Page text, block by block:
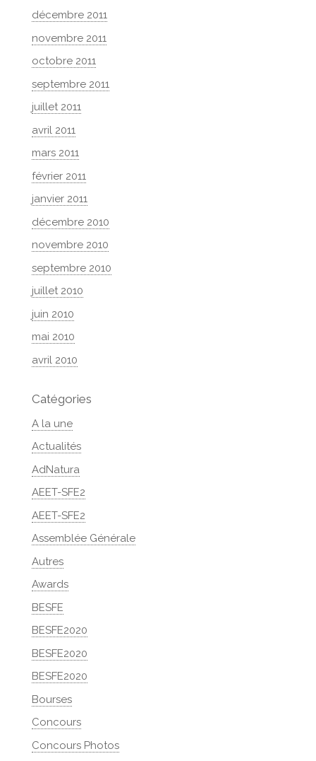
décembre 2011
novembre 2011
octobre 2011
septembre 2011
juillet 2011
avril 2011
mars 2011
février 2011
janvier 2011
décembre 2010
novembre 2010
septembre 2010
juillet 2010
juin 2010
mai 2010
avril 2010
Catégories
A la une
Actualités
AdNatura
AEET-SFE2
AEET-SFE2
Assemblée Générale
Autres
Awards
BESFE
BESFE2020
BESFE2020
BESFE2020
Bourses
Concours
Concours Photos